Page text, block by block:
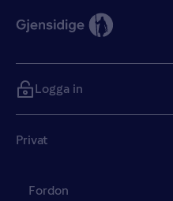
Privat
Fordon
Logga in